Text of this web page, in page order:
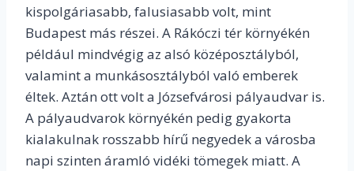
kispolgáriasabb, falusiasabb volt, mint
Budapest más részei. A Rákóczi tér környékén
például mindvégig az alsó középosztályból,
valamint a munkásosztályból való emberek
éltek. Aztán ott volt a Józsefvárosi pályaudvar is.
A pályaudvarok környékén pedig gyakorta
kialakulnak rosszabb hírű negyedek a városba
napi szinten áramló vidéki tömegek miatt. A